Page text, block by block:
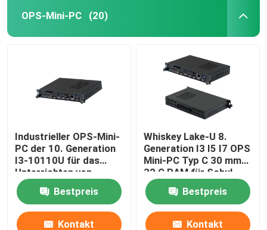
OPS-Mini-PC (20)
Industrieller OPS-Mini-
PC der 10. Generation
I3-10110U für das
Unterrichten von
Whiteboards im
Klassenzimmer
Bestpreis
Kontakt
Whiskey Lake-U 8.
Generation I3 I5 I7 OPS
Mini-PC Typ C 30 mm
32 G RAM für Schul-
Whiteboard
Bestpreis
Kontakt